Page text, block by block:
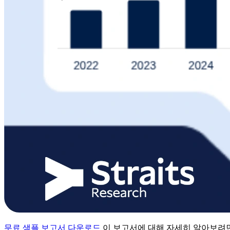
무료 샘플 보고서 다운로드 이 보고서에 대해 자세히 알아보려